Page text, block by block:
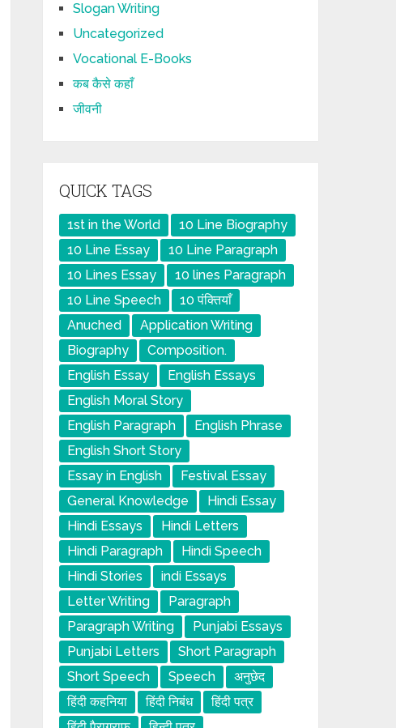
Slogan Writing
Uncategorized
Vocational E-Books
कब कैसे कहाँ
जीवनी
QUICK TAGS
1st in the World
10 Line Biography
10 Line Essay
10 Line Paragraph
10 Lines Essay
10 lines Paragraph
10 Line Speech
10 पंक्तियाँ
Anuched
Application Writing
Biography
Composition.
English Essay
English Essays
English Moral Story
English Paragraph
English Phrase
English Short Story
Essay in English
Festival Essay
General Knowledge
Hindi Essay
Hindi Essays
Hindi Letters
Hindi Paragraph
Hindi Speech
Hindi Stories
indi Essays
Letter Writing
Paragraph
Paragraph Writing
Punjabi Essays
Punjabi Letters
Short Paragraph
Short Speech
Speech
अनुछेद
हिंदी कहनिया
हिंदी निबंध
हिंदी पत्र